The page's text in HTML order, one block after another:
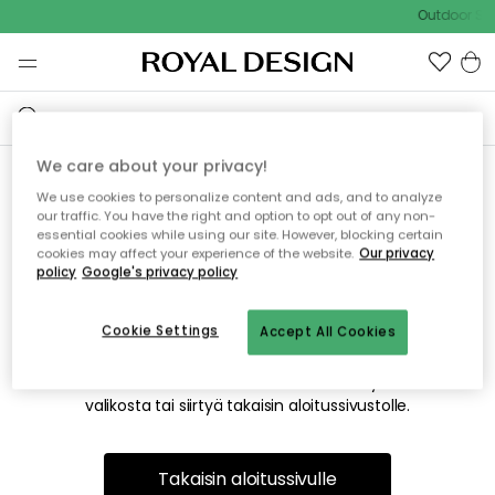
Outdoor
Emme valitettavasti löydä
etsimääsi sivua
Tämä voi johtua siitä, että sivua ei enää ole tai siitä, että se
on siirretty muualle. Pahoittelemme tästä mahdollisesti
valikosta tai siirtyä takaisin aloitussivustolle.
Takaisin aloitussivulle
We care about your privacy!
We use cookies to personalize content and ads, and to analyze
our traffic. You have the right and option to opt out of any non-
essential cookies while using our site. However, blocking certain
cookies may affect your experience of the website. Our privacy
policy Google's privacy policy
Accept All Cookies
Cookie Settings